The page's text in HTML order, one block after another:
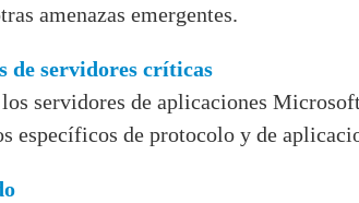
amenazas emergentes.
de servidores críticas
servidores de aplicaciones
específicos de protocolo y de